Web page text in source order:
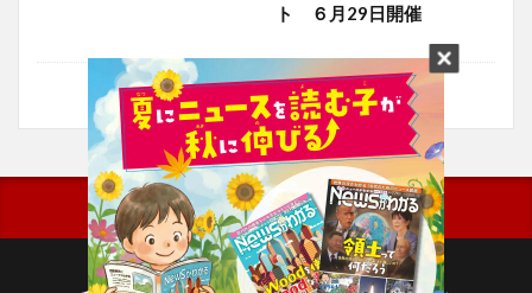
ト ６月29日開催